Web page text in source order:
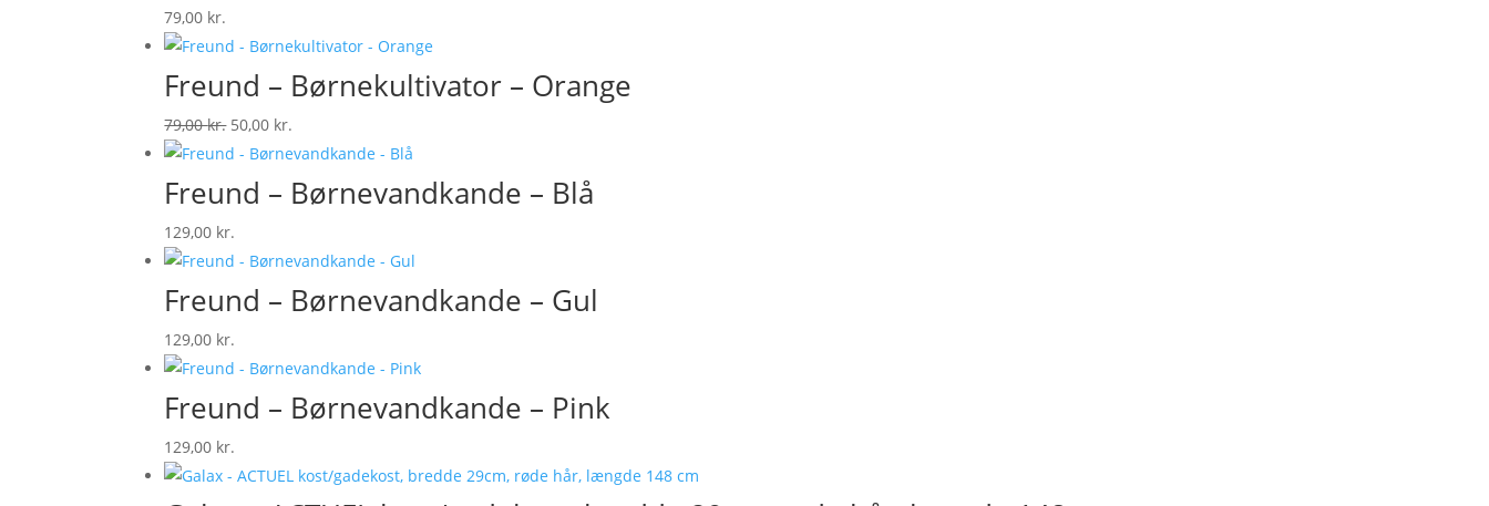
79,00 kr.
Freund – Børnekultivator – Orange
79,00kr. Original
price
was:
79,00 kr..
50,00 kr.
price
is:
50,00 kr..
Freund – Børnevandkande – Blå
129,00 kr.
Freund – Børnevandkande – Gul
129,00 kr.
Freund – Børnevandkande – Pink
129,00 kr.